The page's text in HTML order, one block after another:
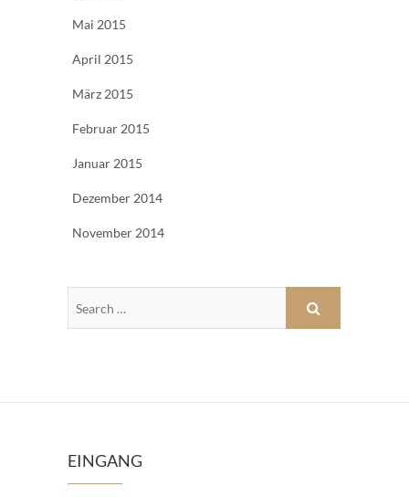
Mai 2015
April 2015
März 2015
Februar 2015
Januar 2015
Dezember 2014
November 2014
EINGANG